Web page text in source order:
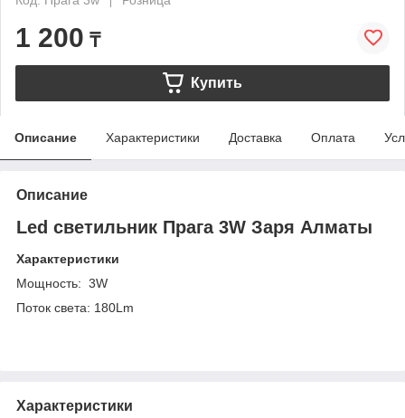
1 200 ₸
Купить
Описание Характеристики Доставка Оплата
Описание
Led светильник Прага 3W Заря Алматы
Характеристики
Мощность: 3W
Поток света: 180Lm
Характеристики